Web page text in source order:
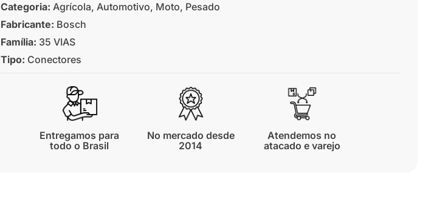
Categoria: Agrícola, Automotivo, Moto, Pesado
Fabricante: Bosch
Família: 35 VIAS
Tipo: Conectores
Entregamos para
todo o Brasil
No mercado desde
2014
Atendemos no
atacado e varejo